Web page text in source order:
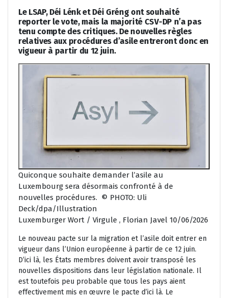
Le LSAP, Déi Lénk et Déi Gréng ont souhaité
reporter le vote, mais la majorité CSV-DP n’a pas
tenu compte des critiques. De nouvelles règles
relatives aux procédures d’asile entreront donc en
vigueur à partir du 12 juin.
Quiconque souhaite demander l’asile au
Luxembourg sera désormais confronté à de
nouvelles procédures. © PHOTO: Uli
Deck/dpa/Illustration
Luxemburger Wort / Virgule , Florian Javel 10/06/2026
Le nouveau pacte sur la migration et l’asile doit entrer en
vigueur dans l’Union européenne à partir de ce 12 juin.
D’ici là, les États membres doivent avoir transposé les
nouvelles dispositions dans leur législation nationale. Il
est toutefois peu probable que tous les pays aient
effectivement mis en œuvre le pacte d’ici là. Le